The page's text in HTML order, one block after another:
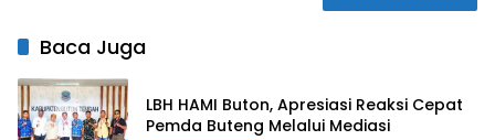
Baca Juga
LBH HAMI Buton, Apresiasi Reaksi Cepat
Pemda Buteng Melalui Mediasi